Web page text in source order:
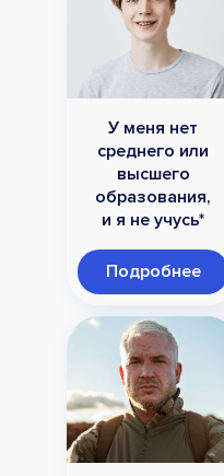
У меня нет
среднего или
высшего
образования,
и я не учусь*
Подробнее